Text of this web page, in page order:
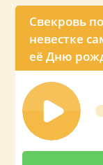
Свекровь
невестке
её Дню